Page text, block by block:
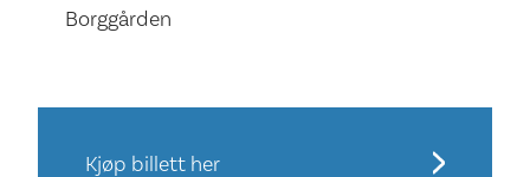
Borggården
Kjøp billett her